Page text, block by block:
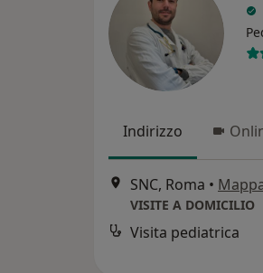
Indirizzo
SNC, Roma •
VISITE A DOMICILIO
Visita pediatrica